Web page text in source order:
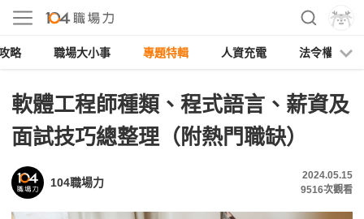
略 職場大小事 專題特輯 人資充電 法令權益
軟體工程師種類、程式語言、薪資及
面試技巧總整理（附熱門職缺）
104職場力
2024.05.15
9516次觀看